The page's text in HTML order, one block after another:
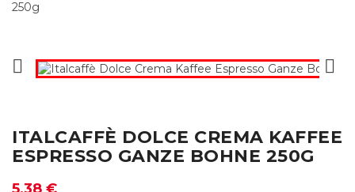
 
ITALCAFFÈ DOLCE CREMA KAFFEE
ESPRESSO GANZE BOHNE 250G